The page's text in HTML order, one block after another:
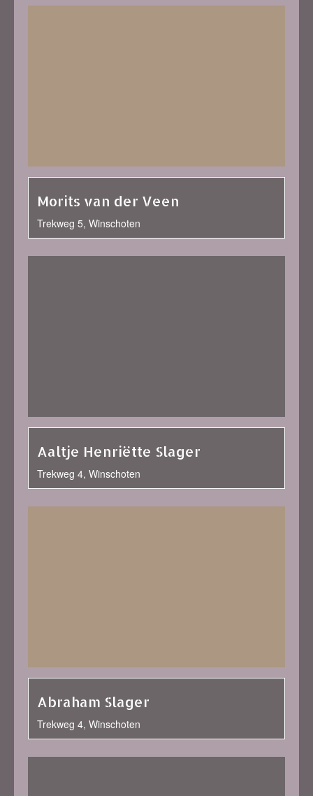
Morits van der Veen
Trekweg 5, Winschoten
Aaltje Henriëtte Slager
Trekweg 4, Winschoten
Abraham Slager
Trekweg 4, Winschoten